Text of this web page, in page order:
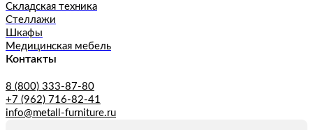
Складская техника
Стеллажи
Шкафы
Медицинская мебель
Контакты
8 (800) 333-87-80
+7 (962) 716-82-41
info@metall-furniture.ru